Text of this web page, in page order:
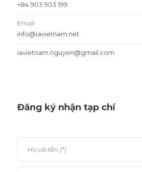
+84 903 903 199
Email:
info@iavietnam.net
iavietnam.nguyen@gmail.com
Đăng ký nhận tạp chí